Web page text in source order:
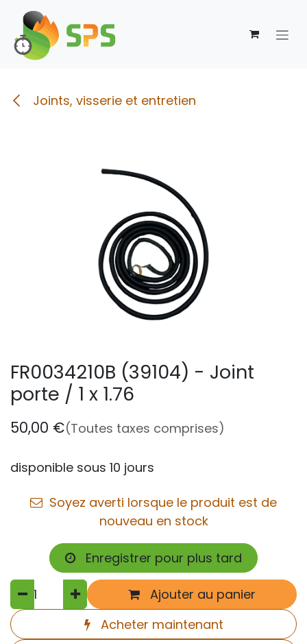
Se rendre au contenu
Joints, visserie et entretien
FR0034210B (39104) - Joint
porte / 1 x 1.76
50,00 €(Toutes taxes comprises)
disponible sous 10 jours
Soyez averti lorsque le produit est de
nouveau en stock
Enregistrer pour plus tard
Ajouter au panier
Acheter maintenant